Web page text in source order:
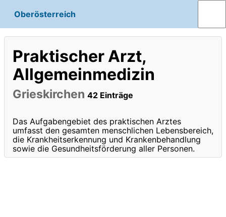
Oberösterreich
Praktischer Arzt,
Allgemeinmedizin
Grieskirchen 42 Einträge
Das Aufgabengebiet des praktischen Arztes
umfasst den gesamten menschlichen Lebensbereich,
die Krankheitserkennung und Krankenbehandlung
sowie die Gesundheitsförderung aller Personen.